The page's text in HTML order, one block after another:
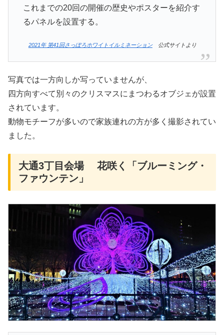
これまでの20回の開催の歴史やポスターを紹介す
るパネルを設置する。
2021年 第41回さっぽろホワイトイルミネーション公式サイトより
写真では一方向しか写っていませんが、
四方向すべて別々のクリスマスにまつわるオブジェが設置
されています。
動物モチーフが多いので家族連れの方が多く撮影されてい
ました。
大通3丁目会場 花咲く「ブルーミング・
ファウンテン」